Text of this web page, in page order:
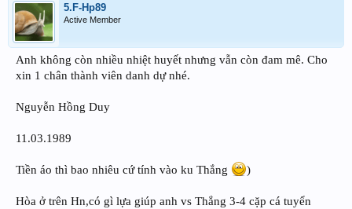
5.F-Hp89
Active Member
Anh không còn nhiều nhiệt huyết nhưng vẫn còn đam mê. Cho
xin 1 chân thành viên danh dự nhé.
Nguyễn Hồng Duy
11.03.1989
Tiền áo thì bao nhiêu cứ tính vào ku Thắng )
Hòa ở trên Hn,có gì lựa giúp anh vs Thắng 3-4 cặp cá tuyển